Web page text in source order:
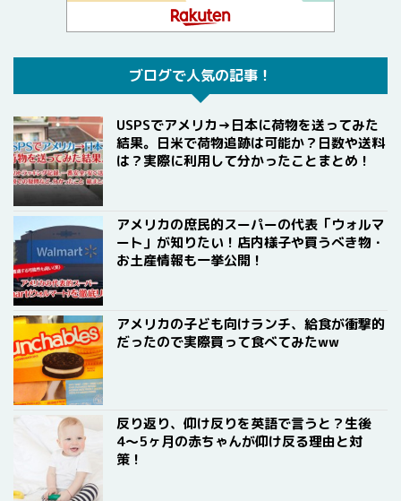
ブログで人気の記事！
USPSでアメリカ→日本に荷物を送ってみた
結果。日米で荷物追跡は可能か？日数や送料
は？実際に利用して分かったことまとめ！
アメリカの庶民的スーパーの代表「ウォルマ
ート」が知りたい！店内様子や買うべき物・
お土産情報も一挙公開！
アメリカの子ども向けランチ、給食が衝撃的
だったので実際買って食べてみたww
反り返り、仰け反りを英語で言うと？生後
4〜5ヶ月の赤ちゃんが仰け反る理由と対
策！